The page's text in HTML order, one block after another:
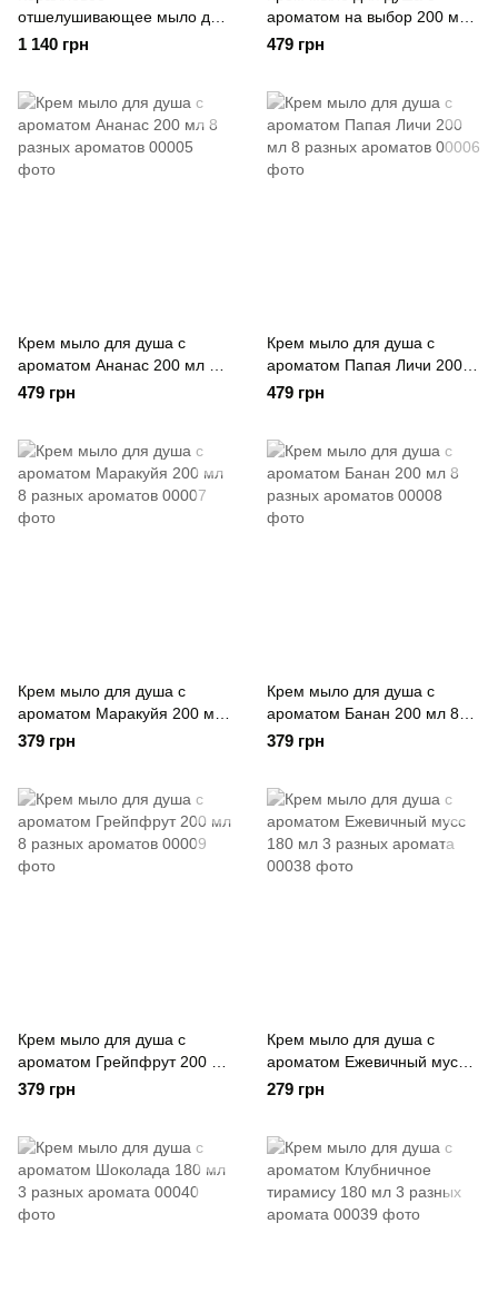
отшелушивающее мыло для
тела (этап 2D) Кристина
отшелушивание,
выравнивание рельефа и
тонизирование
1 140 грн
ароматом на выбор 200 мл
8 разных ароматов
479 грн
Крем мыло для душа с
ароматом Ананас 200 мл 8
разных ароматов
479 грн
Крем мыло для душа с
ароматом Папая Личи 200
мл 8 разных ароматов
479 грн
Крем мыло для душа с
ароматом Маракуйя 200 мл
8 разных ароматов
379 грн
Крем мыло для душа с
ароматом Банан 200 мл 8
разных ароматов
379 грн
Крем мыло для душа с
ароматом Грейпфрут 200 мл
8 разных ароматов
379 грн
Крем мыло для душа с
ароматом Ежевичный мусс
180 мл 3 разных аромата
279 грн